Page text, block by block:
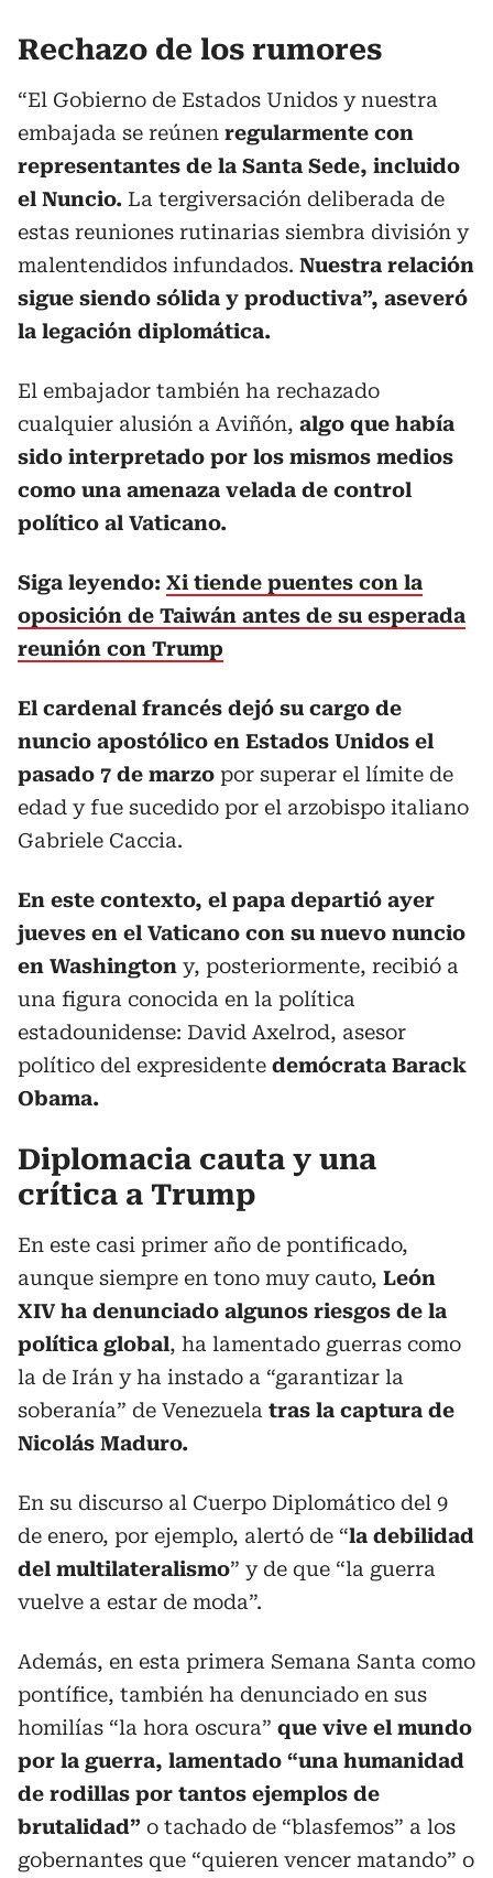
Rechazo de los rumores
“El Gobierno de Estados Unidos y nuestra
embajada se reúnen regularmente con
representantes de la Santa Sede, incluido
el Nuncio. La tergiversación deliberada de
estas reuniones rutinarias siembra división y
malentendidos infundados. Nuestra relación
sigue siendo sólida y productiva”, aseveró
la legación diplomática.
El embajador también ha rechazado
cualquier alusión a Aviñón, algo que había
sido interpretado por los mismos medios
como una amenaza velada de control
político al Vaticano.
Siga leyendo: Xi tiende puentes con la
oposición de Taiwán antes de su esperada
reunión con Trump
El cardenal francés dejó su cargo de
nuncio apostólico en Estados Unidos el
pasado 7 de marzo por superar el límite de
edad y fue sucedido por el arzobispo italiano
Gabriele Caccia.
En este contexto, el papa departió ayer
jueves en el Vaticano con su nuevo nuncio
en Washington y, posteriormente, recibió a
una figura conocida en la política
estadounidense: David Axelrod, asesor
político del expresidente demócrata Barack
Obama.
Diplomacia cauta y una
crítica a Trump
En este casi primer año de pontificado,
aunque siempre en tono muy cauto, León
XIV ha denunciado algunos riesgos de la
política global, ha lamentado guerras como
la de Irán y ha instado a “garantizar la
soberanía” de Venezuela tras la captura de
Nicolás Maduro.
En su discurso al Cuerpo Diplomático del 9
de enero, por ejemplo, alertó de “la debilidad
del multilateralismo” y de que “la guerra
vuelve a estar de moda”.
Además, en esta primera Semana Santa como
pontífice, también ha denunciado en sus
homilías “la hora oscura” que vive el mundo
por la guerra, lamentado “una humanidad
de rodillas por tantos ejemplos de
brutalidad” o tachado de “blasfemos” a los
gobernantes que “quieren vencer matando” o